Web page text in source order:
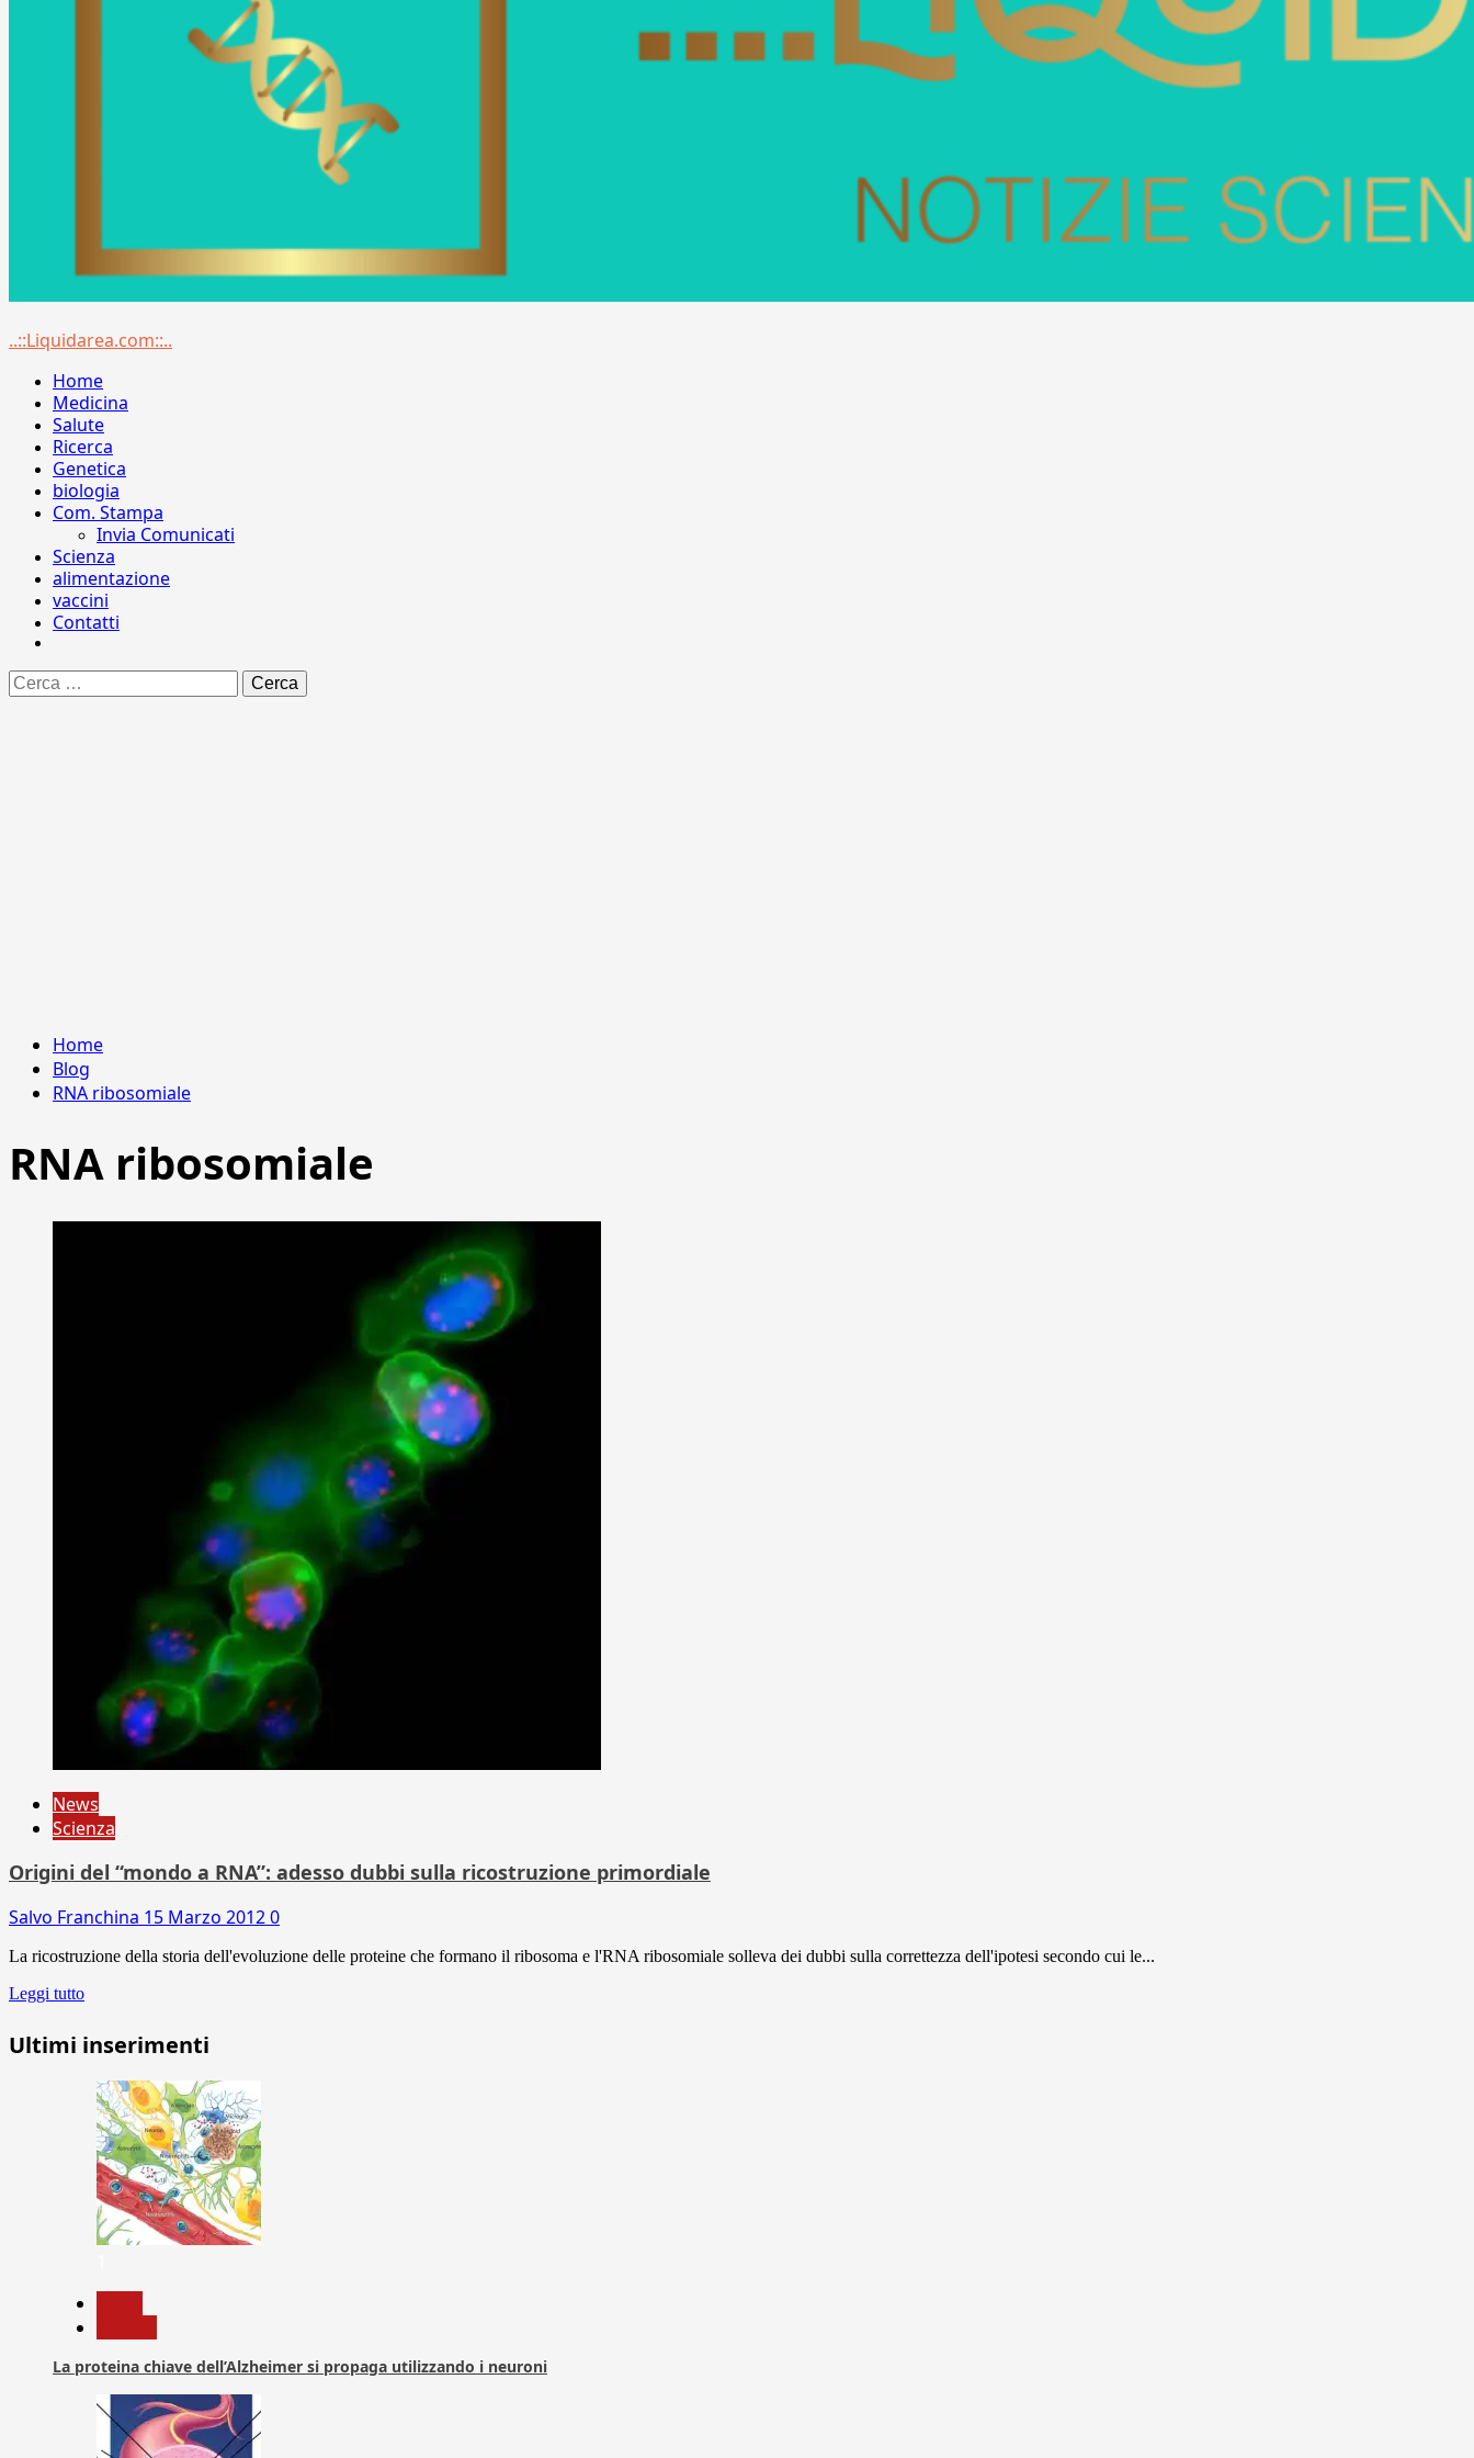
Menu
..::Liquidarea.com::..
Home
Medicina
Salute
Ricerca
Genetica
biologia
Com. Stampa
Invia Comunicati
Scienza
alimentazione
vaccini
Contatti
Ricerca
per:
Home
Blog
RNA ribosomiale
RNA ribosomiale
News
Scienza
Origini del “mondo a RNA”: adesso dubbi sulla ricostruzione primordiale
Salvo Franchina 15 Marzo 20120
La ricostruzione della storia dell'evoluzione delle proteine che formano il ribosoma e l'RNA ribosomiale solleva dei dubbi sulla correttezza dell'ipotesi secondo cui le...
Leggi tutto
Ultimi inserimenti
La proteina chiave dell’Alzheimer si propaga utilizzando i neuroni